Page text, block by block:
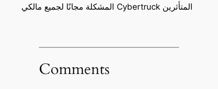
المشكلة مجانًا لجميع مالكي Cybertruck المتأثرين
Comments